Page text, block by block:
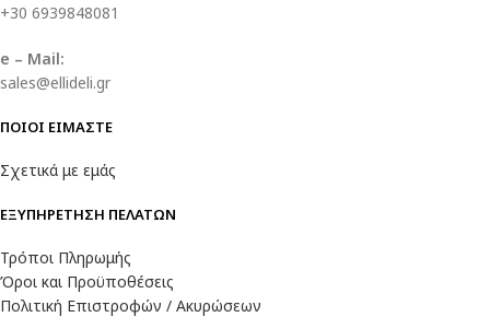
+30 6939848081
e – Mail:
sales@ellideli.gr
ΠΟΙΟΙ ΕΙΜΑΣΤΕ
Σχετικά με εμάς
ΕΞΥΠΗΡΕΤΗΣΗ ΠΕΛΑΤΩΝ
Τρόποι Πληρωμής
Όροι και Προϋποθέσεις
Πολιτική Επιστροφών / Ακυρώσεων